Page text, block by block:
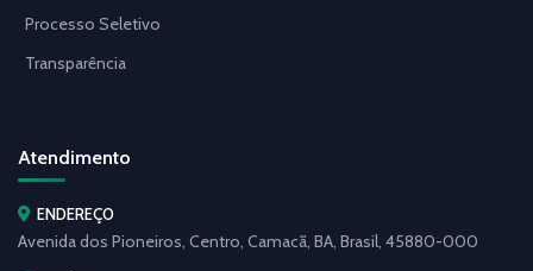
Processo Seletivo
Transparência
Atendimento
ENDEREÇO
Avenida dos Pioneiros, Centro, Camacã, BA, Brasil, 45880-000